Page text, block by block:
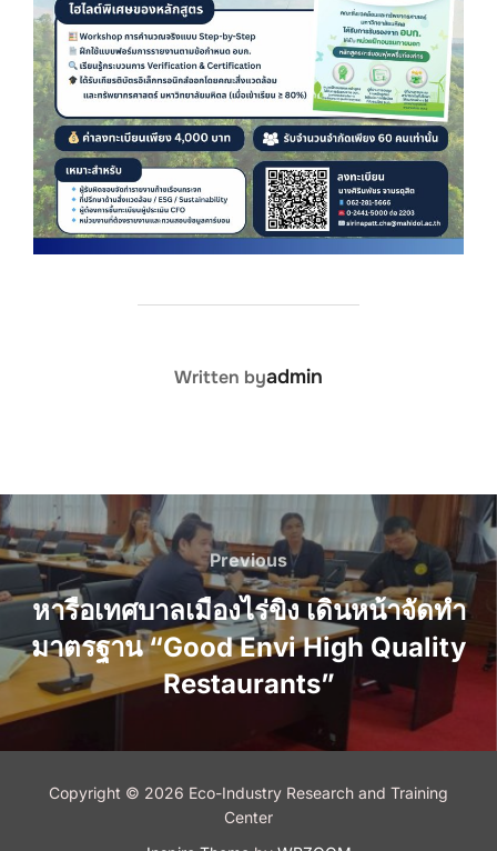
POST AUTHOR
Written byadmin
Post
navigation
Previous
Previous
หารือเทศบาลเมืองไร่ขิง เดินหน้าจัดทำ
มาตรฐาน “Good Envi High Quality
Restaurants”
Copyright © 2026 Eco-Industry Research and Training
Center